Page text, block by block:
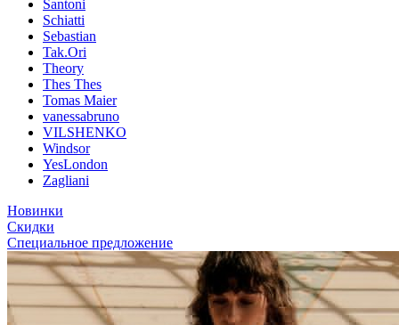
Santoni
Schiatti
Sebastian
Tak.Ori
Theory
Thes Thes
Tomas Maier
vanessabruno
VILSHENKO
Windsor
YesLondon
Zagliani
Новинки
Скидки
Специальное предложение